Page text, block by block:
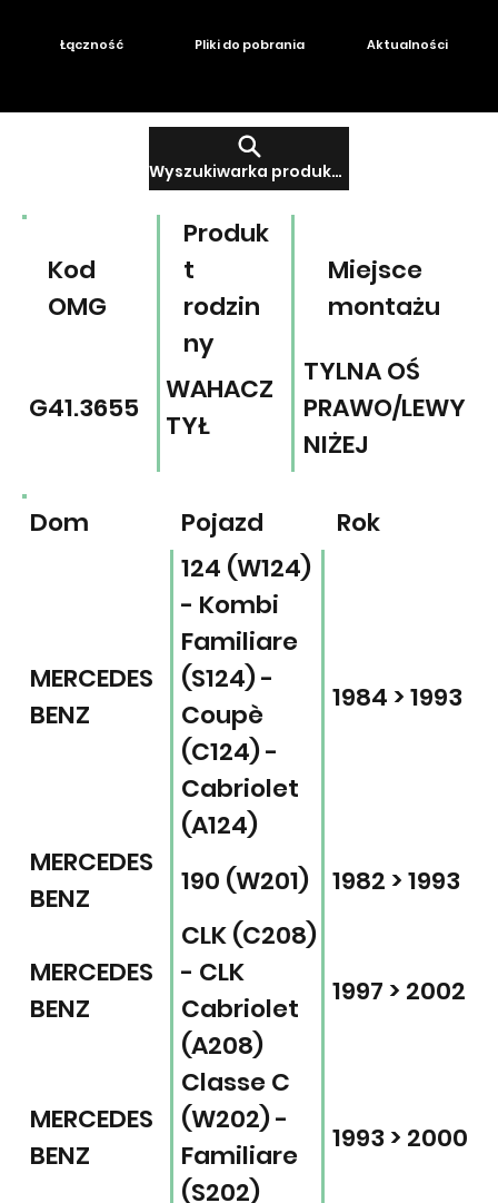
Wyszukiwarka produktów
Łączność Pliki do pobrania Aktualności
Miejsce
montażu
Produk
t
rodzin
ny
Kod
OMG
TYLNA OŚ
PRAWO/LEWY
NIŻEJ
WAHACZ
TYŁ
G41.3655
Pojazd Rok
Dom
MERCEDES
BENZ
124 (W124)
- Kombi
Familiare
(S124) -
Coupè
(C124) -
Cabriolet
(A124)
1984 > 1993
MERCEDES
BENZ
190 (W201) 1982 > 1993
MERCEDES
BENZ
CLK (C208)
- CLK
Cabriolet
(A208)
1997 > 2002
MERCEDES
BENZ
Classe C
(W202) -
Familiare
(S202)
1993 > 2000